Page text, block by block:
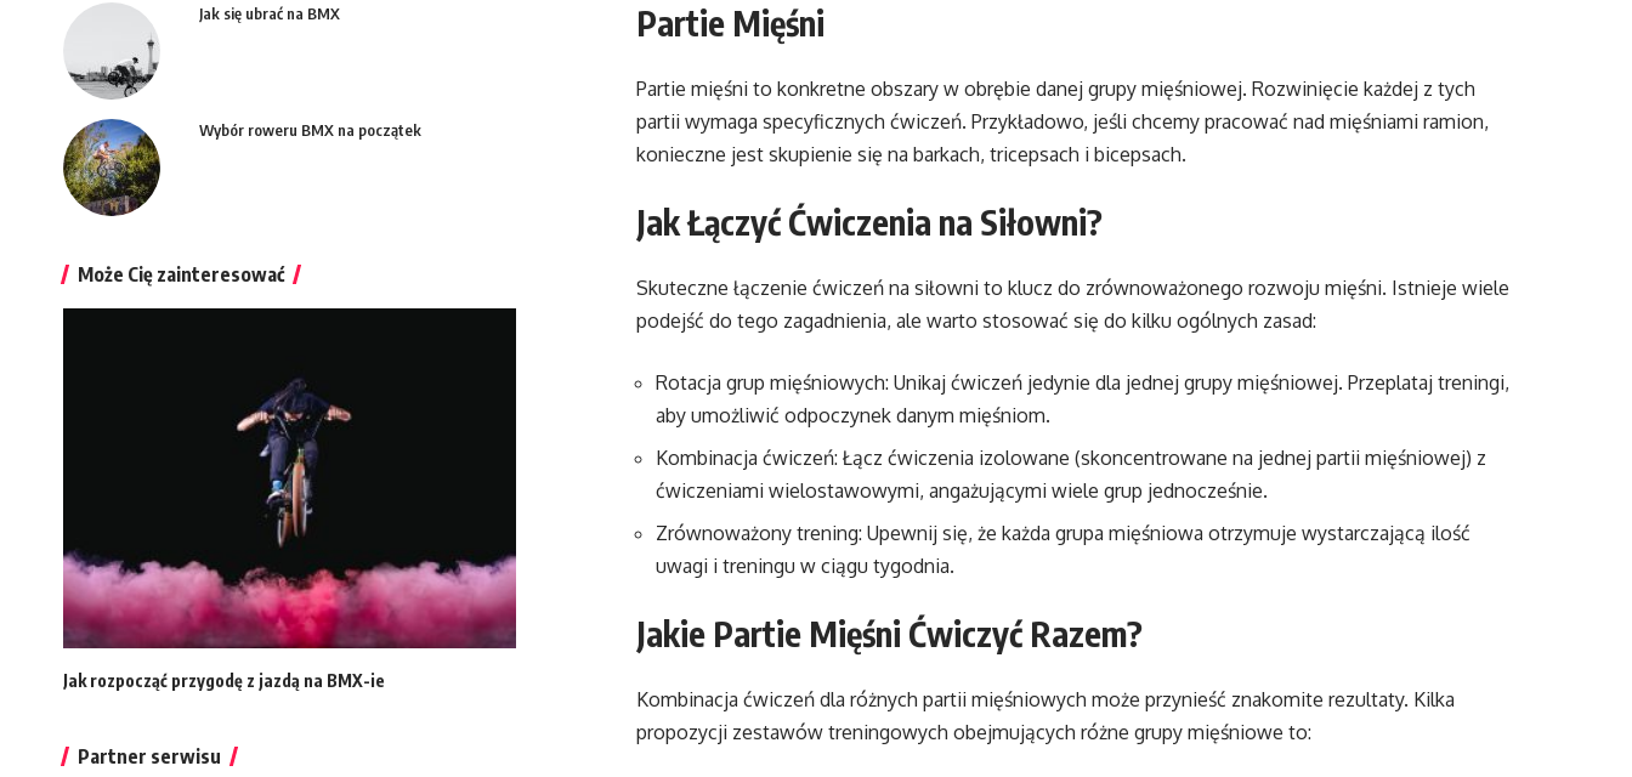
Partie Mięśni
Partie mięśni to konkretne obszary w obrębie danej grupy mięśniowej. Rozwinięcie każdej z tych
partii wymaga specyficznych ćwiczeń. Przykładowo, jeśli chcemy pracować nad mięśniami ramion,
konieczne jest skupienie się na barkach, tricepsach i bicepsach.
Jak Łączyć Ćwiczenia na Siłowni?
Skuteczne łączenie ćwiczeń na siłowni to klucz do zrównoważonego rozwoju mięśni. Istnieje wiele
podejść do tego zagadnienia, ale warto stosować się do kilku ogólnych zasad:
Rotacja grup mięśniowych: Unikaj ćwiczeń jedynie dla jednej grupy mięśniowej. Przeplataj treningi,
aby umożliwić odpoczynek danym mięśniom.
Kombinacja ćwiczeń: Łącz ćwiczenia izolowane (skoncentrowane na jednej partii mięśniowej) z
ćwiczeniami wielostawowymi, angażującymi wiele grup jednocześnie.
Zrównoważony trening: Upewnij się, że każda grupa mięśniowa otrzymuje wystarczającą ilość
uwagi i treningu w ciągu tygodnia.
Jakie Partie Mięśni Ćwiczyć Razem?
Kombinacja ćwiczeń dla różnych partii mięśniowych może przynieść znakomite rezultaty. Kilka
propozycji zestawów treningowych obejmujących różne grupy mięśniowe to:
Jak się ubrać na BMX
Wybór roweru BMX na początek
Może Cię zainteresować
Jak rozpocząć przygodę z jazdą na BMX-ie
Partner serwisu